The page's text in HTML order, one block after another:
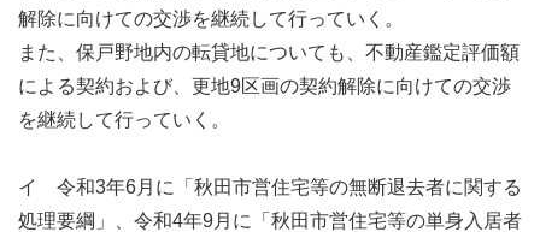
解除に向けての交渉を継続して行っていく。
また、保戸野地内の転貸地についても、不動産鑑定評価額
による契約および、更地9区画の契約解除に向けての交渉
を継続して行っていく。
イ 令和3年6月に「秋田市営住宅等の無断退去者に関する
処理要綱」、令和4年9月に「秋田市営住宅等の単身入居者